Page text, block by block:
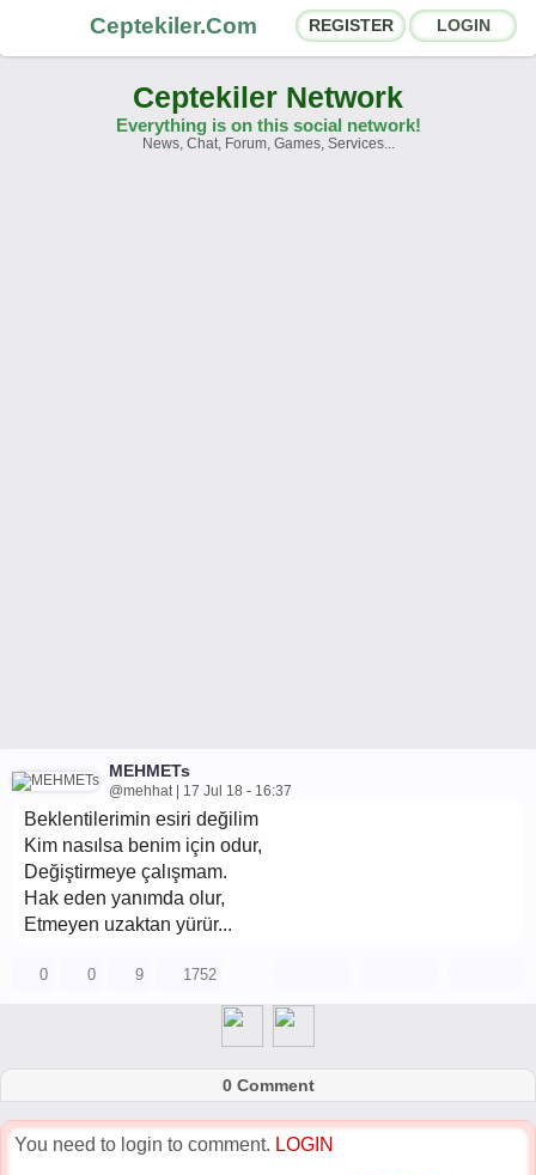
Ceptekiler.Com REGISTER LOGIN
Ceptekiler Network
Everything is on this social network!
News, Chat, Forum, Games, Services...
MEHMETs
@mehhat | 17 Jul 18 - 16:37
Beklentilerimin esiri değilim
Kim nasılsa benim için odur,
Değiştirmeye çalışmam.
Hak eden yanımda olur,
Etmeyen uzaktan yürür...
0 0 9 1752
0 Comment
You need to login to comment. LOGIN